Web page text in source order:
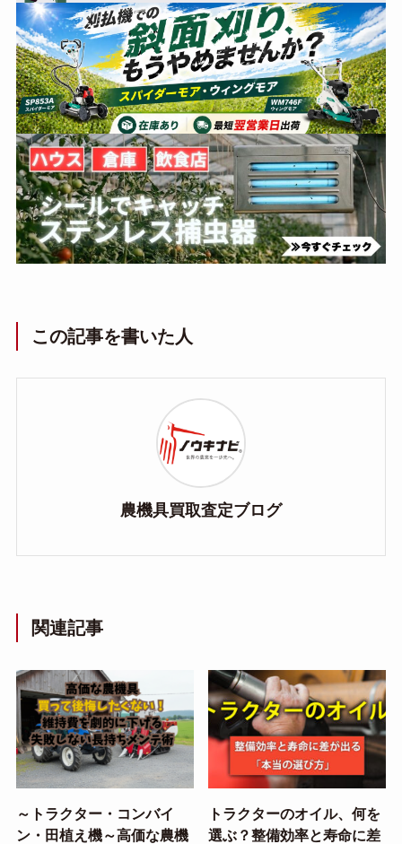
この記事を書いた人
農機具買取査定ブログ
関連記事
～トラクター・コンバイ
ン・田植え機～高価な農機
トラクターのオイル、何を
選ぶ？整備効率と寿命に差